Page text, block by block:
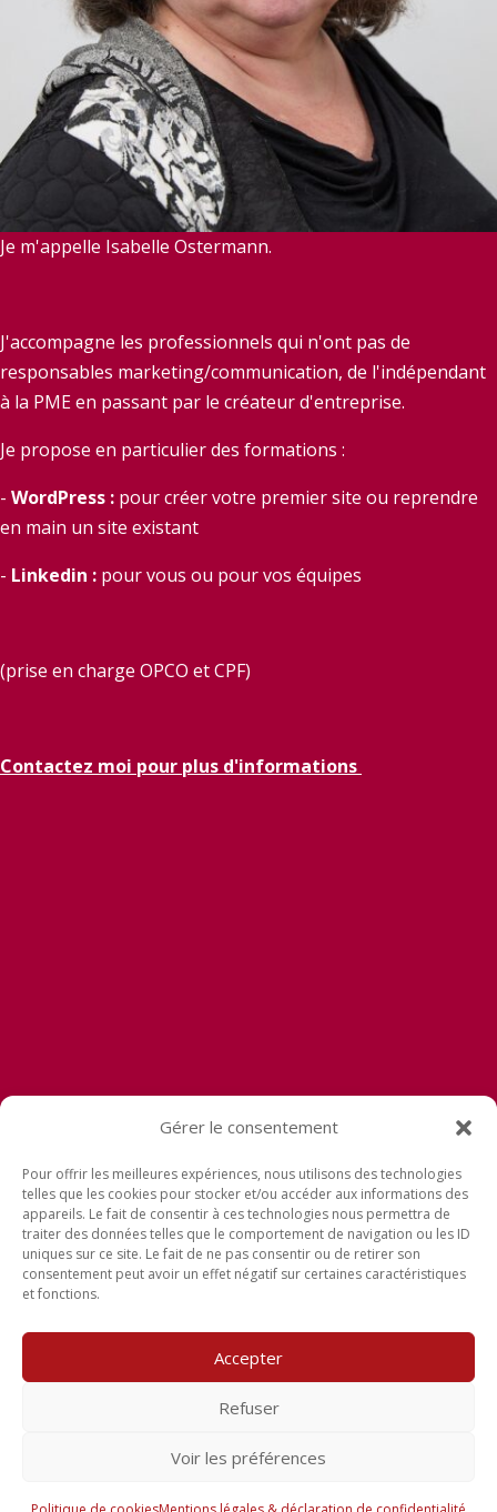
Gérer le consentement
Pour offrir les meilleures expériences, nous utilisons des technologies
telles que les cookies pour stocker et/ou accéder aux informations des
appareils. Le fait de consentir à ces technologies nous permettra de
traiter des données telles que le comportement de navigation ou les ID
uniques sur ce site. Le fait de ne pas consentir ou de retirer son
consentement peut avoir un effet négatif sur certaines caractéristiques
et fonctions.
Accepter
Refuser
Voir les préférences
Je m'appelle Isabelle Ostermann.
J'accompagne les professionnels qui n'ont pas de
responsables marketing/communication, de l'indépendant
à la PME en passant par le créateur d'entreprise.
Je propose en particulier des formations :
- WordPress : pour créer votre premier site ou reprendre
en main un site existant
- Linkedin : pour vous ou pour vos équipes
(prise en charge OPCO et CPF)
Contactez moi pour plus d'informations
Mentions légales
Déclaration de confidentialité
Politique de cookies (UE)